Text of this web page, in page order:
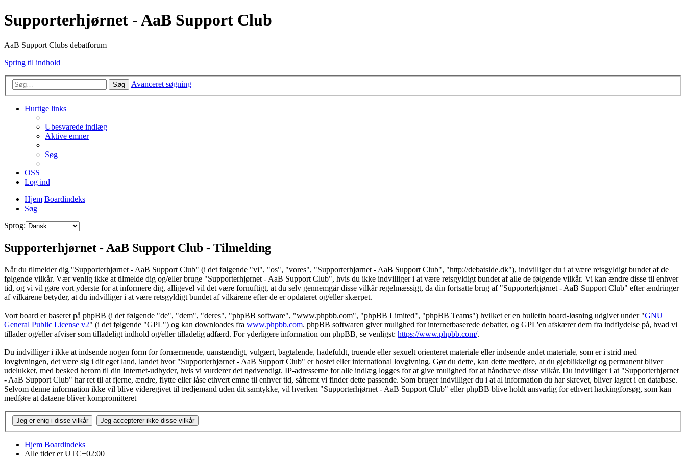
Supporterhjørnet - AaB Support Club
AaB Support Clubs debatforum
Spring til indhold
Søg Avanceret søgning
Hurtige links
Ubesvarede indlæg
Aktive emner
Søg
OSS
Log ind
Hjem Boardindeks
Søg
Sprog:
Supporterhjørnet - AaB Support Club - Tilmelding
Når du tilmelder dig "Supporterhjørnet - AaB Support Club" (i det følgende "vi", "os", "vores", "Supporterhjørnet - AaB Support Club", "http://debatside.dk"), indvilliger du i at være retsgyldigt bundet af de
følgende vilkår. Vær venlig ikke at tilmelde dig og/eller bruge "Supporterhjørnet - AaB Support Club", hvis du ikke indvilliger i at være retsgyldigt bundet af alle de følgende vilkår. Vi kan ændre disse til enhver
tid, og vi vil gøre vort yderste for at informere dig, alligevel vil det være fornuftigt, at du selv gennemgår disse vilkår regelmæssigt, da din fortsatte brug af "Supporterhjørnet - AaB Support Club" efter ændringer
af vilkårene betyder, at du indvilliger i at være retsgyldigt bundet af vilkårene efter de er opdateret og/eller skærpet.
Vort board er baseret på phpBB (i det følgende "de", "dem", "deres", "phpBB software", "www.phpbb.com", "phpBB Limited", "phpBB Teams") hvilket er en bulletin board-løsning udgivet under "GNU
General Public License v2" (i det følgende "GPL") og kan downloades fra www.phpbb.com. phpBB softwaren giver mulighed for internetbaserede debatter, og GPL'en afskærer dem fra indflydelse på, hvad vi
tillader og/eller afviser som tilladeligt indhold og/eller tilladelig adfærd. For yderligere information om phpBB, se venligst: https://www.phpbb.com/.
Du indvilliger i ikke at indsende nogen form for fornærmende, uanstændigt, vulgært, bagtalende, hadefuldt, truende eller sexuelt orienteret materiale eller indsende andet materiale, som er i strid med
lovgivningen, det være sig i dit eget land, landet hvor "Supporterhjørnet - AaB Support Club" er hostet eller international lovgivning. Gør du dette, kan dette medføre, at du øjeblikkeligt og permanent bliver
udelukket, med besked herom til din Internet-udbyder, hvis vi vurderer det nødvendigt. IP-adresserne for alle indlæg logges for at give mulighed for at håndhæve disse vilkår. Du indvilliger i at "Supporterhjørnet
- AaB Support Club" har ret til at fjerne, ændre, flytte eller låse ethvert emne til enhver tid, såfremt vi finder dette passende. Som bruger indvilliger du i at al information du har skrevet, bliver lagret i en database.
Selvom denne information ikke vil blive videregivet til tredjemand uden dit samtykke, vil hverken "Supporterhjørnet - AaB Support Club" eller phpBB blive holdt ansvarlig for ethvert hackingforsøg, som kan
medføre at dataene bliver kompromitteret
Hjem Boardindeks
Alle tider erUTC+02:00